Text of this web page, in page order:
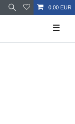
0,00 EUR
☰